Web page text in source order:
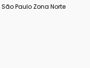
São Paulo Zona Norte